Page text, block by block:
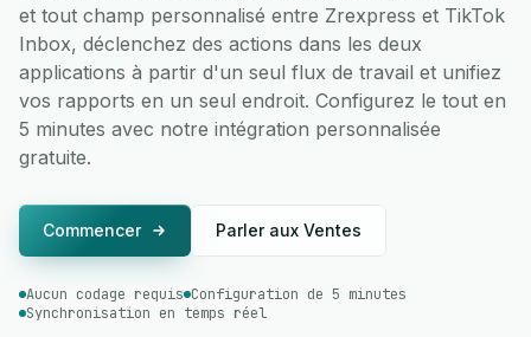
et tout champ personnalisé entre Zrexpress et TikTok
Inbox, déclenchez des actions dans les deux
applications à partir d'un seul flux de travail et unifiez
vos rapports en un seul endroit. Configurez le tout en
5 minutes avec notre intégration personnalisée
gratuite.
Commencer Parler aux Ventes
Aucun codage requis Configuration de 5 minutes
Synchronisation en temps réel